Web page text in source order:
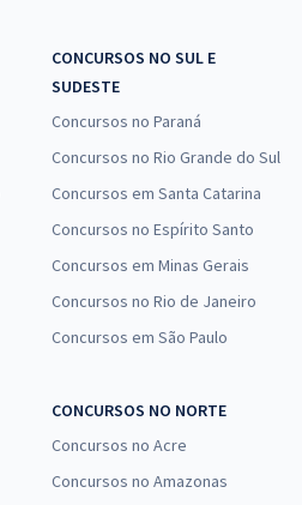
CONCURSOS NO SUL E
SUDESTE
Concursos no Paraná
Concursos no Rio Grande do Sul
Concursos em Santa Catarina
Concursos no Espírito Santo
Concursos em Minas Gerais
Concursos no Rio de Janeiro
Concursos em São Paulo
CONCURSOS NO NORTE
Concursos no Acre
Concursos no Amazonas